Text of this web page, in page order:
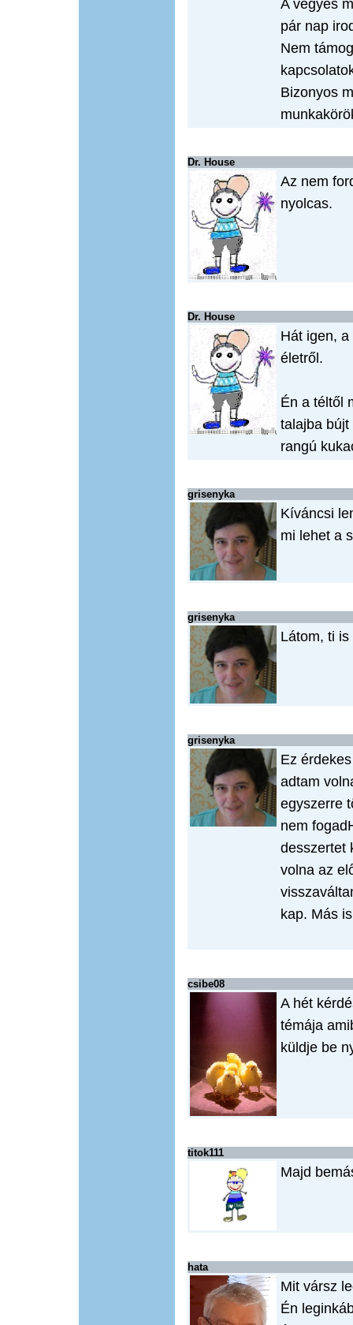
A vegyes
pár nap
Nem
Bizonyos
Dr. House
Az nem
nyolcas.
Dr. House
Hát igen,
életről.
Én a téltől
talajba
rangú
grisenyka
Kíváncsi
mi lehet a
grisenyka
Látom, ti
grisenyka
Ez
adtam
egyszerre
nem
desszertet
volna az
kap. Más
csibe08
A hét
témája
küldje be
titok111
Majd
hata
Mit vársz
Én